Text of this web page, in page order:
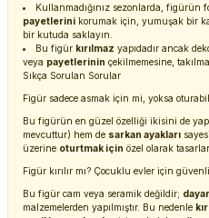
Kullanmadığınız sezonlarda, figürün
payetlerini korumak için, yumuşak bir
bir kutuda saklayın.
Bu figür kırılmaz yapıdadır ancak
veya payetlerinin çekilmemesine,
Sıkça Sorulan Sorular
Figür sadece asmak için mi, yoksa
Bu figürün en güzel özelliği ikisini de
mevcuttur) hem de sarkan ayakları
üzerine oturtmak için özel olarak
Figür kırılır mı? Çocuklu evler için
Bu figür cam veya seramik değildir;
malzemelerden yapılmıştır. Bu nedenle